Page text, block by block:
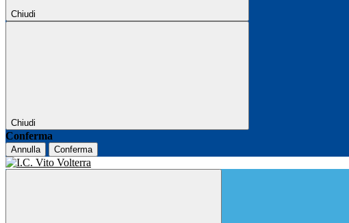
Chiudi
Chiudi
Conferma
Annulla Conferma